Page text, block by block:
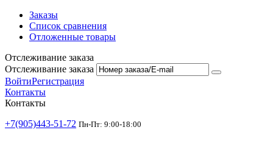
Заказы
Список сравнения
Отложенные товары
Отслеживание заказа
Отслеживание заказа
ВойтиРегистрация
Контакты
Контакты
+7(905)443-51-72 Пн-Пт: 9:00-18:00